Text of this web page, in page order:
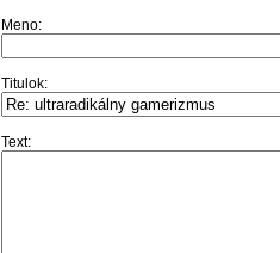
Meno:
Titulok:
Text: